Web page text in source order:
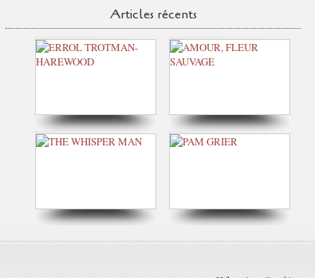
Articles récents